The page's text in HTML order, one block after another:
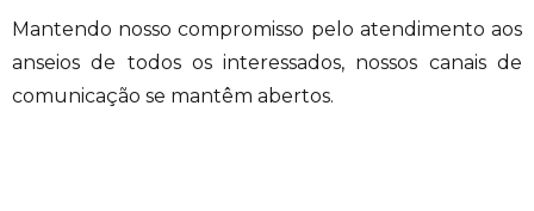
Mantendo nosso compromisso pelo atendimento aos
anseios de todos os interessados, nossos canais de
comunicação se mantêm abertos.